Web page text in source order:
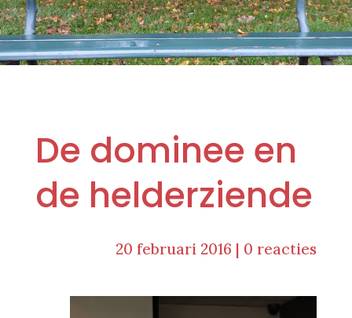
De dominee en
de helderziende
20 februari 2016 | 0 reacties